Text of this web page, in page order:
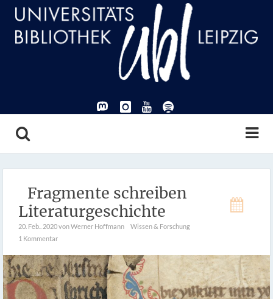
Fragmente schreiben
Literaturgeschichte
20. Feb.. 2020von Werner Hoffmann
Wissen & Forschung
1 Kommentar